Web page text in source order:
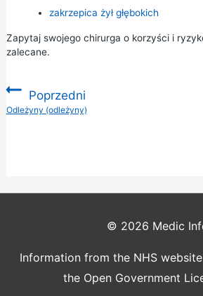
zakrzepica żył głębokich
Zapytaj swojego chirurga o korzyści i
zalecane.
Poprzedni
:Odleżyny (odleżyny)
© 2026 Medic
Information from the NHS
the Open Government